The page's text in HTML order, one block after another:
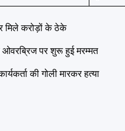
मिले करोड़ों के ठेके
पर शुरू हुई मरम्मत
की गोली मारकर हत्या